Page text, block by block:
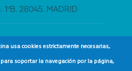
28045. MADRID
usa cookies estrictamente necesarias,
soportar la navegación por la página,